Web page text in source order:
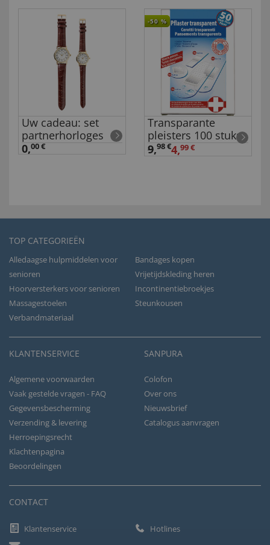
Uw cadeau: set
partnerhorloges
0,00 €
-50 %
Transparante
pleisters 100 stuks
9,98 €4,99 €
TOP CATEGORIEËN
Alledaagse hulpmiddelen voor
senioren
Bandages kopen
Vrijetijdskleding heren
Hoorversterkers voor senioren
Incontinentiebroekjes
Massagestoelen
Steunkousen
Verbandmateriaal
KLANTENSERVICE
Algemene voorwaarden
Vaak gestelde vragen - FAQ
Gegevensbescherming
Verzending & levering
Herroepingsrecht
Klachtenpagina
Beoordelingen
SANPURA
Colofon
Over ons
Nieuwsbrief
Catalogus aanvragen
CONTACT
Klantenservice
Hotlines